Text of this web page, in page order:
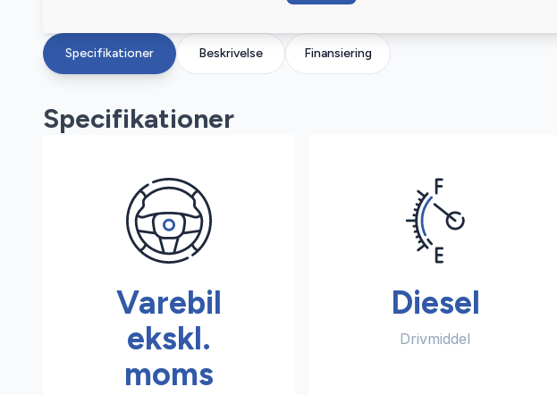
Specifikationer Beskrivelse Finansiering
Specifikationer
Varebil
ekskl.
moms
Diesel
Drivmiddel